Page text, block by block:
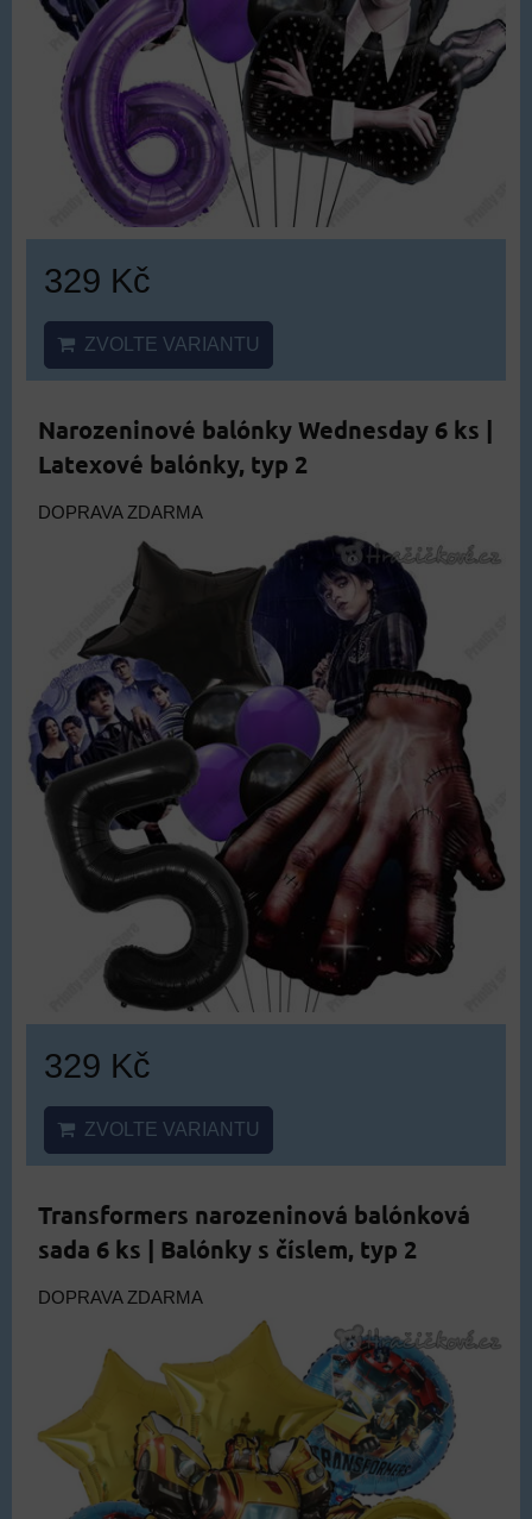
329 Kč
ZVOLTE VARIANTU
Narozeninové balónky Wednesday 6 ks |
Latexové balónky, typ 2
DOPRAVA ZDARMA
329 Kč
ZVOLTE VARIANTU
Transformers narozeninová balónková
sada 6 ks | Balónky s číslem, typ 2
DOPRAVA ZDARMA